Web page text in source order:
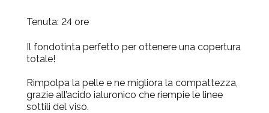
Tenuta: 24 ore
Il fondotinta perfetto per ottenere una copertura
totale!
Rimpolpa la pelle e ne migliora la compattezza,
grazie all’acido ialuronico che riempie le linee
sottili del viso.